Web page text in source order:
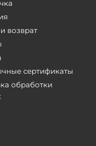
возврат
сертификаты
обработки